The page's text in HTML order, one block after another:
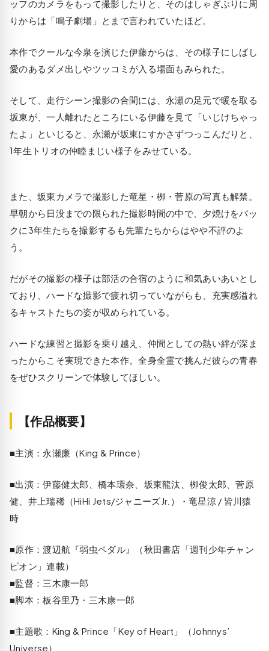
ッフのカメラをもって撮影したりと、そのはしゃぎぶりに周
りからは「鳴子劇場」とまで言われていたほど。
本作でクールな今泉を演じた伊藤からは、その様子にしばし
愛のあるダメ出しやツッコミが入る場面もみられた。
そして、走行シーン撮影の合間には、永瀬の足元で暖を取る
坂東が、一人離れたところにいる伊藤を見て「いじけちゃっ
たよ」といじると、永瀬が坂東にすかさずつっこんだりと、
1年生トリオの仲睦まじい様子をみせている。
また、坂東カメラで撮影した竜星・栁・菅原の写真も解禁。
早朝から日没までの限られた撮影時間の中で、夕焼けをバッ
クに3年生たちを撮影するも先輩たちからはやや不評のよ
う。
だがその撮影の様子は部活の合宿のように和気あいあいとし
ており、ハードな撮影で疲れ切っていながらも、充実感溢れ
るキャストたちの姿が収められている。
ハードな練習と撮影を乗り越え、仲間としての熱い絆が深ま
ったからこそ実現できた本作。全身全霊で挑んだ彼らの青春
をぜひスクリーンで体験してほしい。
【作品概要】
■主演：永瀬廉（King & Prince）
■出演：伊藤健太郎、橋本環奈、坂東龍汰、栁俊太郎、菅原
健、井上瑞稀（HiHi Jets/ジャニーズJr.）・竜星涼 / 皆川猿
時
■原作：渡辺航『弱虫ペダル』（秋田書店「週刊少年チャン
ピオン」連載）
■監督：三木康一郎
■脚本：板谷里乃・三木康一郎
■主題歌：King & Prince「Key of Heart」（Johnnys’
Universe）